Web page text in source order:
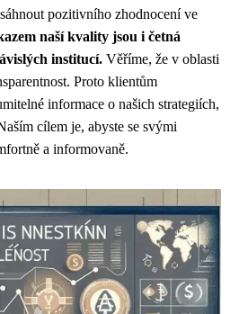
pozitivního zhodnocení ve
naší kvality jsou i ​​četná
institucí. Věříme, že v oblasti
Proto klientům
informace o našich strategiích,
cílem je, abyste se svými
a informovaně.